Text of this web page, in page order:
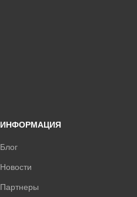
ИНФОРМАЦИЯ
Блог
Новости
Партнеры